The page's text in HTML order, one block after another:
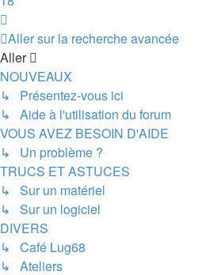
Aller sur la recherche avancée
Aller
NOUVEAUX
↳ Présentez-vous ici
↳ Aide à l'utilisation du forum
VOUS AVEZ BESOIN D'AIDE
↳ Un problème ?
TRUCS ET ASTUCES
↳ Sur un matériel
↳ Sur un logiciel
DIVERS
↳ Café Lug68
↳ Ateliers